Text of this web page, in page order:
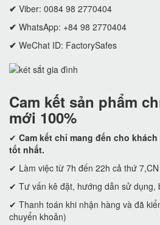
✔ Viber: 0084 98 2770404
✔ WhatsApp: +84 98 2770404
✔ WeChat ID: FactorySafes
Cam kết sản phẩm
mới 100%
✔ Cam kết chỉ mang đến cho
tốt nhất.
✔ Làm việc từ 7h đến 22h cả thứ
✔ Tư vấn kê đặt, hướng dẫn sử dụng,
✔ Thanh toán khi nhận hàng và đã
chuyển khoản)